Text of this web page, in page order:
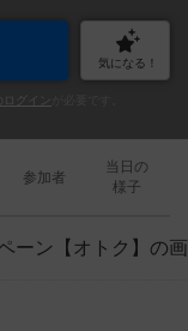
気になる！
グイン
参加者
当日の
様子